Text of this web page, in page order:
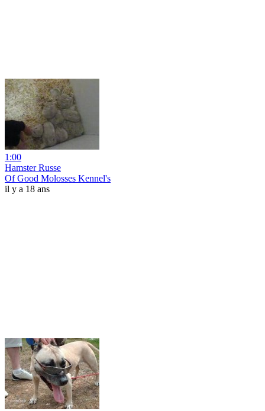
1:00
Hamster Russe
Of Good Molosses Kennel's
il y a 18 ans